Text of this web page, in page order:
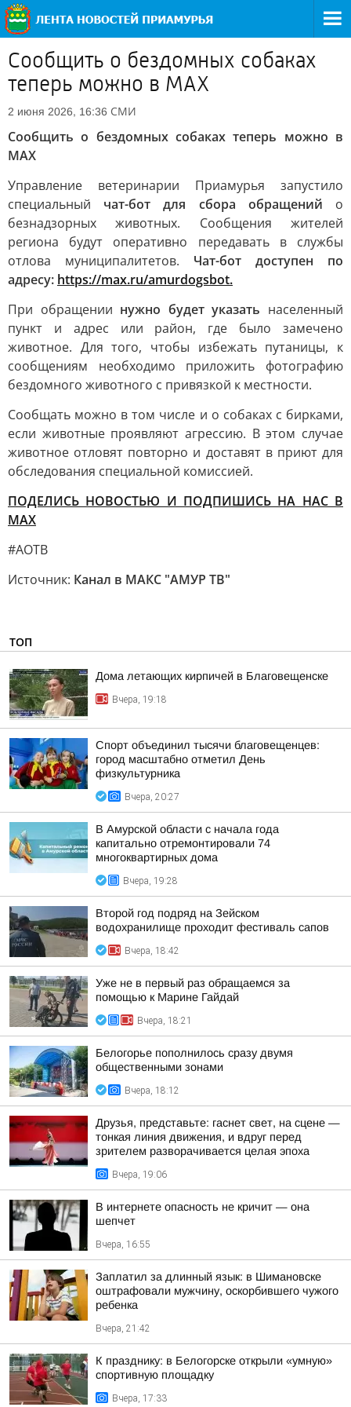
Сообщить о бездомных собаках
теперь можно в МАХ
2 июня 2026, 16:36 СМИ
Сообщить о бездомных собаках теперь можно в
МАХ
Управление ветеринарии Приамурья запустило
специальный чат-бот для сбора обращений о
безнадзорных животных. Сообщения жителей
региона будут оперативно передавать в службы
отлова муниципалитетов. Чат-бот доступен по
адресу: https://max.ru/amurdogsbot.
При обращении нужно будет указать населенный
пункт и адрес или район, где было замечено
животное. Для того, чтобы избежать путаницы, к
сообщениям необходимо приложить фотографию
бездомного животного с привязкой к местности.
Сообщать можно в том числе и о собаках с бирками,
если животные проявляют агрессию. В этом случае
животное отловят повторно и доставят в приют для
обследования специальной комиссией.
ПОДЕЛИСЬ НОВОСТЬЮ И ПОДПИШИСЬ НА НАС В
МАХ
#АОТВ
Источник: Канал в МАКС "АМУР ТВ"
ТОП
Дома летающих кирпичей в Благовещенске
Вчера, 19:18
Спорт объединил тысячи благовещенцев:
город масштабно отметил День
физкультурника
Вчера, 20:27
В Амурской области с начала года
капитально отремонтировали 74
многоквартирных дома
Вчера, 19:28
Второй год подряд на Зейском
водохранилище проходит фестиваль сапов
Вчера, 18:42
Уже не в первый раз обращаемся за
помощью к Марине Гайдай
Вчера, 18:21
Белогорье пополнилось сразу двумя
общественными зонами
Вчера, 18:12
Друзья, представьте: гаснет свет, на сцене —
тонкая линия движения, и вдруг перед
зрителем разворачивается целая эпоха
Вчера, 19:06
В интернете опасность не кричит — она
шепчет
Вчера, 16:55
Заплатил за длинный язык: в Шимановске
оштрафовали мужчину, оскорбившего чужого
ребенка
Вчера, 21:42
К празднику: в Белогорске открыли «умную»
спортивную площадку
Вчера, 17:33